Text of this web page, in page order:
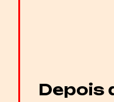
Depois